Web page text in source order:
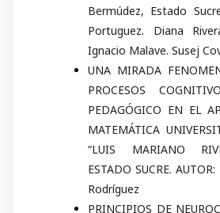
Bermúdez, Estado
Portuguez. Diana
Ignacio Malave. Susej
UNA MIRADA
PROCESOS
PEDAGÓGICO EN EL
MATEMÁTICA
“LUIS MARIANO
ESTADO SUCRE.
Rodríguez
PRINCIPIOS DE